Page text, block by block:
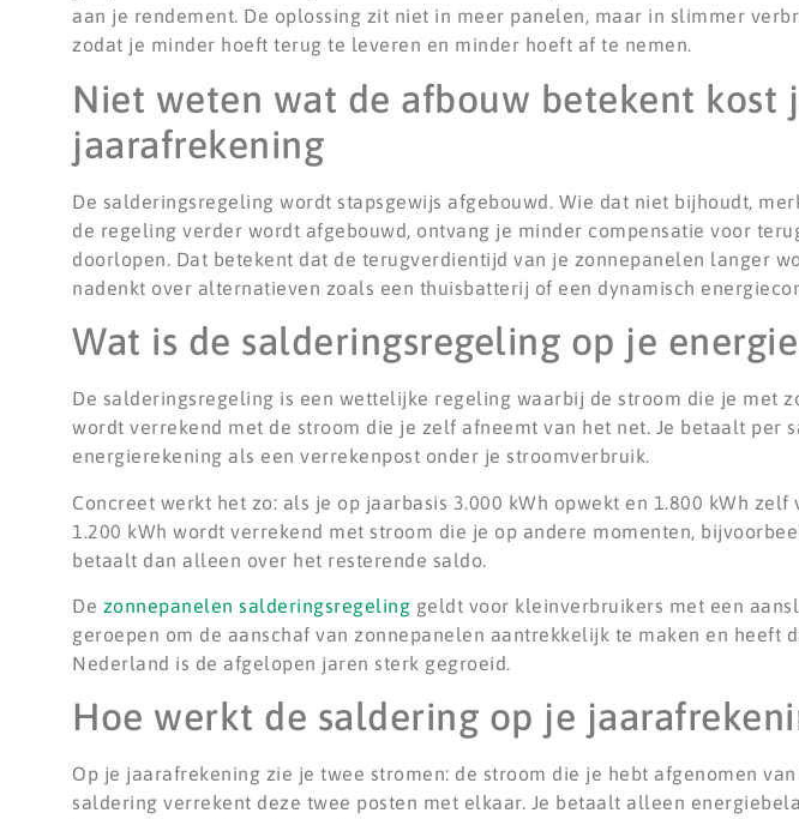
aan je rendement. De oplossing zit niet in meer panelen, maar in slimmer
zodat je minder hoeft terug te leveren en minder hoeft af te nemen.
Niet weten wat de afbouw betekent kost
jaarafrekening
De salderingsregeling wordt stapsgewijs afgebouwd. Wie dat niet bijhoudt,
de regeling verder wordt afgebouwd, ontvang je minder compensatie voor
doorlopen. Dat betekent dat de terugverdientijd van je zonnepanelen langer
nadenkt over alternatieven zoals een thuisbatterij of een dynamisch
Wat is de salderingsregeling op je
De salderingsregeling is een wettelijke regeling waarbij de stroom die je met
wordt verrekend met de stroom die je zelf afneemt van het net. Je betaalt per
energierekening als een verrekenpost onder je stroomverbruik.
Concreet werkt het zo: als je op jaarbasis 3.000 kWh opwekt en 1.800 kWh
1.200 kWh wordt verrekend met stroom die je op andere momenten,
betaalt dan alleen over het resterende saldo.
De zonnepanelen salderingsregeling geldt voor kleinverbruikers met een
geroepen om de aanschaf van zonnepanelen aantrekkelijk te maken en heeft
Nederland is de afgelopen jaren sterk gegroeid.
Hoe werkt de saldering op je
Op je jaarafrekening zie je twee stromen: de stroom die je hebt afgenomen
saldering verrekent deze twee posten met elkaar. Je betaalt alleen